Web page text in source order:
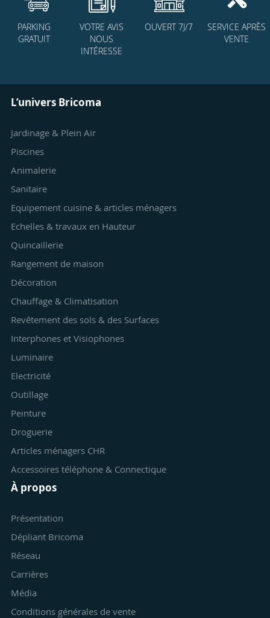
PARKING
GRATUIT
VOTRE AVIS
NOUS
INTÉRESSE
OUVERT 7J/7
SERVICE APRÈS
VENTE
L’univers Bricoma
Jardinage & Plein Air
Piscines
Animalerie
Sanitaire
Equipement cuisine & articles ménagers
Echelles & travaux en Hauteur
Quincaillerie
Rangement de maison
Décoration
Chauffage & Climatisation
Revêtement des sols & des Surfaces
Interphones et Visiophones
Luminaire
Electricité
Outillage
Peinture
Droguerie
Articles ménagers CHR
Accessoires téléphone & Connectique
À propos
Présentation
Dépliant Bricoma
Réseau
Carrières
Média
Conditions générales de vente